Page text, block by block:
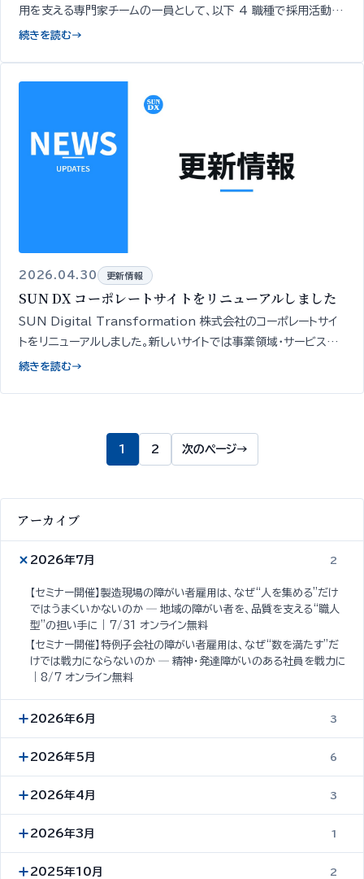
用を支える専門家チームの一員として、以下 4 職種で採用活動を
開始いたしました…
続きを読む→
2026.04.30 更新情報
SUN DX コーポレートサイトをリニューアルしました
SUN Digital Transformation 株式会社のコーポレートサイ
トをリニューアルしました。新しいサイトでは事業領域・サービスの
全体像を一覧でご確認いただけます。
続きを読む→
1 2 次のページ→
アーカイブ
2026年7月 2
【セミナー開催】製造現場の障がい者雇用は、なぜ“人を集める”だけ
ではうまくいかないのか ─ 地域の障がい者を、品質を支える“職人
型”の担い手に｜7/31 オンライン無料
【セミナー開催】特例子会社の障がい者雇用は、なぜ“数を満たす”だ
けでは戦力にならないのか ─ 精神・発達障がいのある社員を戦力に
｜8/7 オンライン無料
2026年6月 3
2026年5月 6
2026年4月 3
2026年3月 1
2025年10月 2